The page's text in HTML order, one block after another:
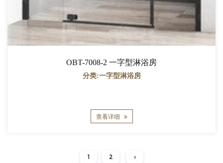
OBT-7008-2 一字型淋浴房
分类:一字型淋浴房
查看详细
1 2 ›